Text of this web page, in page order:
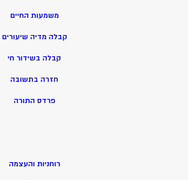
משמעות החיים
קבלה מדיה שיעורים
קבלה בשידור חי
חזרה בתשובה
פרדס התורה
רוחניות והעצמה